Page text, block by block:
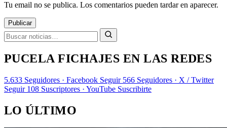
Tu email no se publica. Los comentarios pueden tardar en aparecer.
Publicar
PUCELA FICHAJES EN LAS REDES
5.633 Seguidores · Facebook Seguir 566 Seguidores · X / Twitter
Seguir 108 Suscriptores · YouTube Suscribirte
LO ÚLTIMO